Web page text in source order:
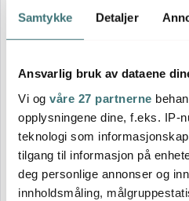
Samtykke Detaljer
Ansvarlig bruk av dataene
Vi og våre 27 partnerne
opplysningene dine, f.eks. IP-
teknologi som
tilgang til informasjon på
deg personlige annonser og
innholdsmåling,
Laguiole Style De Vie
Ostekniver 3 stk pearl
259 kr
På lager